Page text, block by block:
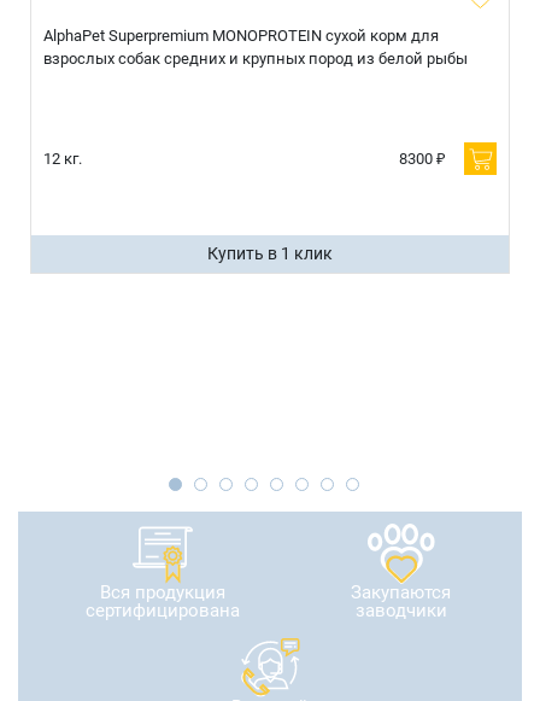
AlphaPet Superpremium MONOPROTEIN сухой корм для
взрослых собак средних и крупных пород из белой рыбы
12 кг. 8300 ₽
Купить в 1 клик
Вся продукция
сертифицирована
Закупаются
заводчики